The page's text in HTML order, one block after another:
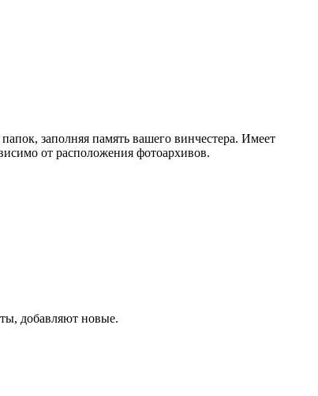
заполняя память вашего винчестера. Имеет
от расположения фотоархивов.
добавляют новые.